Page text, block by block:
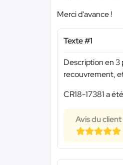
Merci d'avance !
Texte #1
Description en 3
recouvrement,
CR18-17381 a
Avis du client